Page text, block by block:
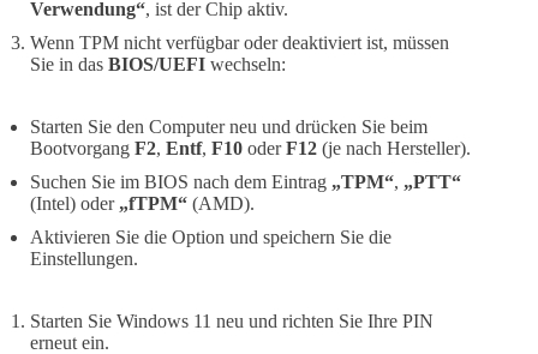
Verwendung“, ist der Chip aktiv.
Wenn TPM nicht verfügbar oder deaktiviert ist, müssen
Sie in das BIOS/UEFI wechseln:
Starten Sie den Computer neu und drücken Sie beim
Bootvorgang F2, Entf, F10 oderF12 (je nach Hersteller).
Suchen Sie im BIOS nach dem Eintrag „TPM“, „PTT“
(Intel) oder „fTPM“ (AMD).
Aktivieren Sie die Option und speichern Sie die
Einstellungen.
Starten Sie Windows 11 neu und richten Sie Ihre PIN
erneut ein.